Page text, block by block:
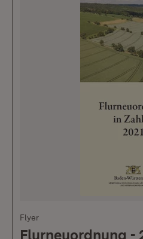
Flyer
Flurneuordnung -